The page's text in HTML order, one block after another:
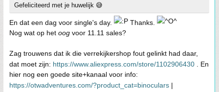
Gefeliciteerd met je huwelijk 😅
En dat een dag voor single's day.
Thanks.
Nog wat op het oog voor 11.11 sales?
Zag trouwens dat ik die verrekijkershop fout gelinkt had daar,
dat moet zijn: https://www.aliexpress.com/store/1102906430 . En
hier nog een goede site+kanaal voor info:
https://otwadventures.com/?product_cat=binoculars |